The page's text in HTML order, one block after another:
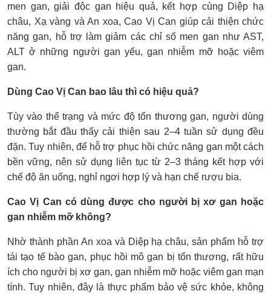
men gan, giải độc gan hiệu quả, kết hợp cùng Diệp hạ
châu, Xạ vàng và An xoa, Cao Vị Can giúp cải thiện chức
năng gan, hỗ trợ làm giảm các chỉ số men gan như AST,
ALT ở những người gan yếu, gan nhiễm mỡ hoặc viêm
gan.
Dùng Cao Vị Can bao lâu thì có hiệu quả?
Tùy vào thể trạng và mức độ tổn thương gan, người dùng
thường bắt đầu thấy cải thiện sau 2–4 tuần sử dụng đều
đặn. Tuy nhiên, để hỗ trợ phục hồi chức năng gan một cách
bền vững, nên sử dụng liên tục từ 2–3 tháng kết hợp với
chế độ ăn uống, nghỉ ngơi hợp lý và hạn chế rượu bia.
Cao Vị Can có dùng được cho người bị xơ gan hoặc
gan nhiễm mỡ không?
Nhờ thành phần An xoa và Diệp hạ châu, sản phẩm hỗ trợ
tái tạo tế bào gan, phục hồi mô gan bị tổn thương, rất hữu
ích cho người bị xơ gan, gan nhiễm mỡ hoặc viêm gan mạn
tính. Tuy nhiên, đây là thực phẩm bảo vệ sức khỏe, không